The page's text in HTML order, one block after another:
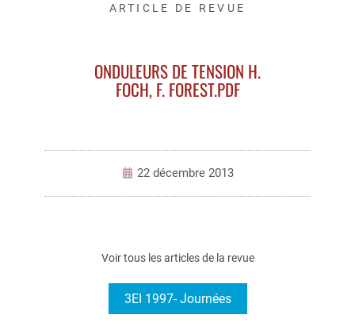
ARTICLE DE REVUE
ONDULEURS DE TENSION H.
FOCH, F. FOREST.PDF
22 décembre 2013
Voir tous les articles de la revue
3EI 1997- Journées